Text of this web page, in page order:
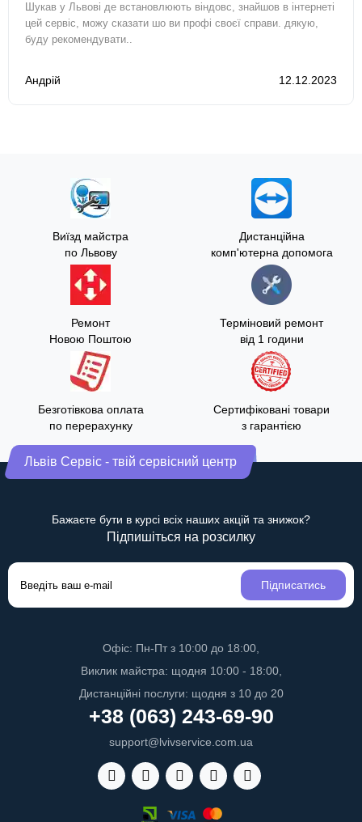
Шукав у Львові де встановлюють віндовс, знайшов в інтернеті
цей сервіс, можу сказати шо ви профі своєї справи. дякую,
буду рекомендувати..
Андрій 12.12.2023
Виїзд майстра
по Львову
Дистанційна
комп'ютерна допомога
Ремонт
Новою Поштою
Терміновий ремонт
від 1 години
Безготівкова оплата
по перерахунку
Сертифіковані товари
з гарантією
Львів Сервіс - твій сервісний центр
Бажаєте бути в курсі всіх наших акцій та знижок?
Підпишіться на розсилку
Підписатись
Офіс: Пн-Пт з 10:00 до 18:00,
Виклик майстра: щодня 10:00 - 18:00,
Дистанційні послуги: щодня з 10 до 20
+38 (063) 243-69-90
support@lvivservice.com.ua